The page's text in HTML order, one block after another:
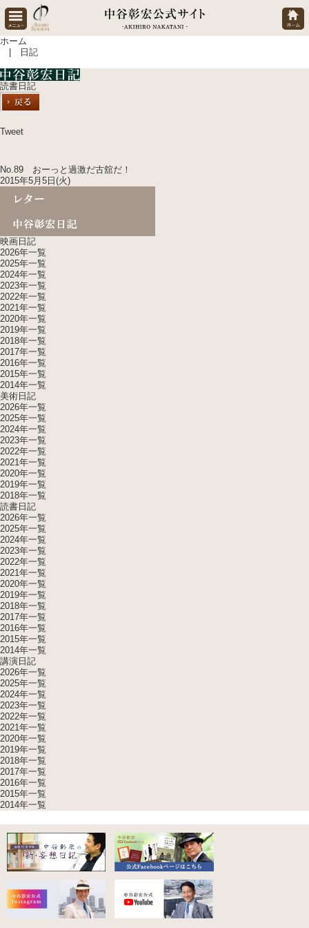
ホーム
| 日記
読書日記
Tweet
No.89 おーっと過激だ古舘だ！
2015年5月5日(火)
映画日記
2026年一覧
2025年一覧
2024年一覧
2023年一覧
2022年一覧
2021年一覧
2020年一覧
2019年一覧
2018年一覧
2017年一覧
2016年一覧
2015年一覧
2014年一覧
美術日記
2026年一覧
2025年一覧
2024年一覧
2023年一覧
2022年一覧
2021年一覧
2020年一覧
2019年一覧
2018年一覧
読書日記
2026年一覧
2025年一覧
2024年一覧
2023年一覧
2022年一覧
2021年一覧
2020年一覧
2019年一覧
2018年一覧
2017年一覧
2016年一覧
2015年一覧
2014年一覧
講演日記
2026年一覧
2025年一覧
2024年一覧
2023年一覧
2022年一覧
2021年一覧
2020年一覧
2019年一覧
2018年一覧
2017年一覧
2016年一覧
2015年一覧
2014年一覧